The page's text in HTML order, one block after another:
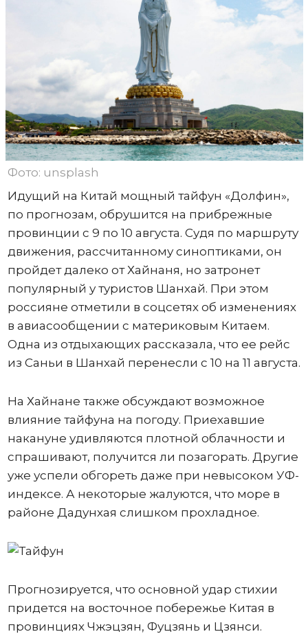
Фото: unsplash
Идущий на Китай мощный тайфун «Долфин»,
по прогнозам, обрушится на прибрежные
провинции с 9 по 10 августа. Судя по маршруту
движения, рассчитанному синоптиками, он
пройдет далеко от Хайнаня, но затронет
популярный у туристов Шанхай. При этом
россияне отметили в соцсетях об изменениях
в авиасообщении с материковым Китаем.
Одна из отдыхающих рассказала, что ее рейс
из Саньи в Шанхай перенесли с 10 на 11 августа.
На Хайнане также обсуждают возможное
влияние тайфуна на погоду. Приехавшие
накануне удивляются плотной облачности и
спрашивают, получится ли позагорать. Другие
уже успели обгореть даже при невысоком УФ-
индексе. А некоторые жалуются, что море в
районе Дадунхая слишком прохладное.
Прогнозируется, что основной удар стихии
придется на восточное побережье Китая в
провинциях Чжэцзян, Фуцзянь и Цзянси.